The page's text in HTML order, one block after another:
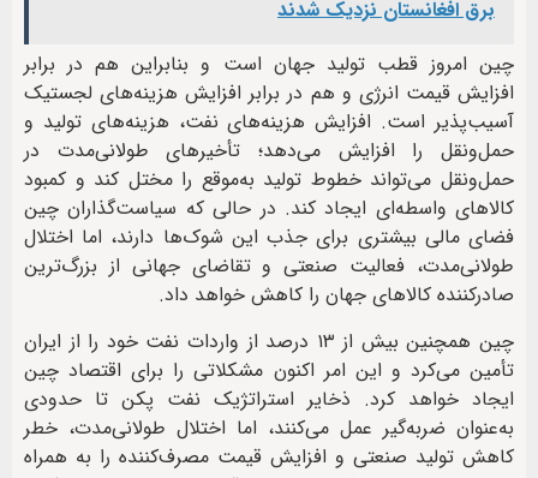
برق افغانستان نزدیک شدند
چین امروز قطب تولید جهان است و بنابراین هم در برابر
افزایش قیمت انرژی و هم در برابر افزایش هزینه‌های لجستیک
آسیب‌پذیر است. افزایش هزینه‌های نفت، هزینه‌های تولید و
حمل‌ونقل را افزایش می‌دهد؛ تأخیرهای طولانی‌مدت در
حمل‌ونقل می‌تواند خطوط تولید به‌موقع را مختل کند و کمبود
کالاهای واسطه‌ای ایجاد کند. در حالی که سیاست‌گذاران چین
فضای مالی بیشتری برای جذب این شوک‌ها دارند، اما اختلال
طولانی‌مدت، فعالیت صنعتی و تقاضای جهانی از بزرگ‌ترین
صادرکننده کالاهای جهان را کاهش خواهد داد.
چین همچنین بیش از ۱۳ درصد از واردات نفت خود را از ایران
تأمین می‌کرد و این امر اکنون مشکلاتی را برای اقتصاد چین
ایجاد خواهد کرد. ذخایر استراتژیک نفت پکن تا حدودی
به‌عنوان ضربه‌گیر عمل می‌کنند، اما اختلال طولانی‌مدت، خطر
کاهش تولید صنعتی و افزایش قیمت مصرف‌کننده را به همراه